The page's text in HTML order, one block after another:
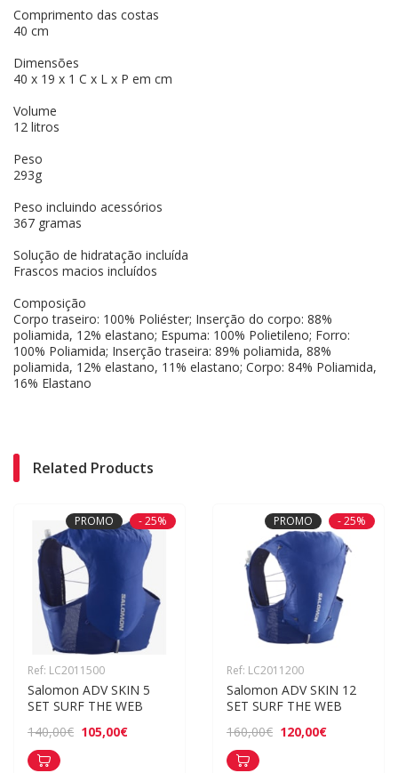
Comprimento das costas
40 cm
Dimensões
40 x 19 x 1 C x L x P em cm
Volume
12 litros
Peso
293g
Peso incluindo acessórios
367 gramas
Solução de hidratação incluída
Frascos macios incluídos
Composição
Corpo traseiro: 100% Poliéster; Inserção do corpo: 88%
poliamida, 12% elastano; Espuma: 100% Polietileno; Forro:
100% Poliamida; Inserção traseira: 89% poliamida, 88%
poliamida, 12% elastano, 11% elastano; Corpo: 84% Poliamida,
16% Elastano
Related Products
PROMO - 25%
Ref: LC2011500
Salomon ADV SKIN 5
SET SURF THE WEB
140,00€ 105,00€
PROMO - 25%
Ref: LC2011200
Salomon ADV SKIN 12
SET SURF THE WEB
160,00€ 120,00€